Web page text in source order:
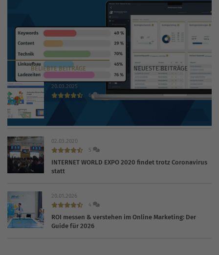
BELIEBTEBEITRÄGE NEUESTEBEITRÄGE
20.03.2025
6
02.03.2020
5
INTERNET WORLD EXPO 2020 findet trotz Coronavirus
statt
20.01.2026
4
ROI messen & verstehen im Online Marketing: Der
Guide für 2026